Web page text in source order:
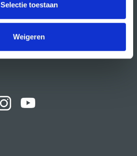
Selectie toestaan
Weigeren